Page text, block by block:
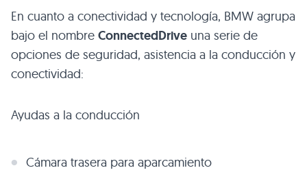
En cuanto a conectividad y tecnología, BMW agrupa
bajo el nombre ConnectedDrive una serie de
opciones de seguridad, asistencia a la conducción y
conectividad:
Ayudas a la conducción
Cámara trasera para aparcamiento